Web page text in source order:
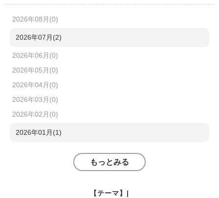
2026年08月(0)
2026年07月(2)
2026年06月(0)
2026年05月(0)
2026年04月(0)
2026年03月(0)
2026年02月(0)
2026年01月(1)
もっとみる
【テーマ】|